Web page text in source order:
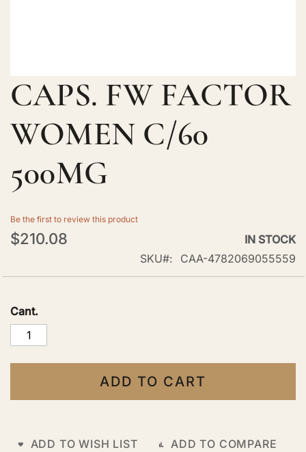
Skip
to
beginning
the
images
CAPS. FW FACTOR
WOMEN C/60
500MG
Be the first to review this product
$210.08
IN STOCK
SKU
CAA-4782069055559
Cant.
ADD TO CART
ADD TO WISH LIST ADD TO COMPARE